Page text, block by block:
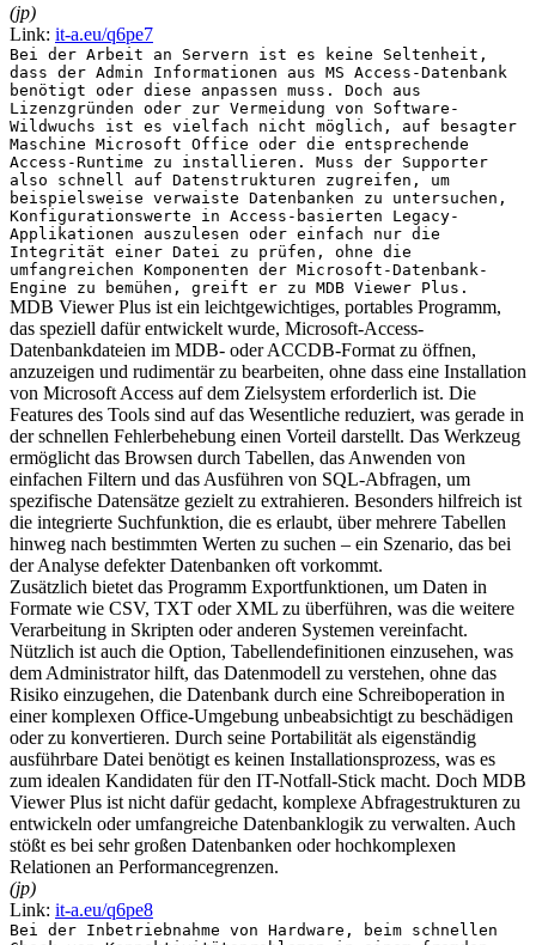
(jp)
Link: it-a.eu/q6pe7
Bei der Arbeit an Servern ist es keine Seltenheit,
dass der Admin Informationen aus MS Access-Datenbank
benötigt oder diese anpassen muss. Doch aus
Lizenzgründen oder zur Vermeidung von Software-
Wildwuchs ist es vielfach nicht möglich, auf besagter
Maschine Microsoft Office oder die entsprechende
Access-Runtime zu installieren. Muss der Supporter
also schnell auf Datenstrukturen zugreifen, um
beispielsweise verwaiste Datenbanken zu untersuchen,
Konfigurationswerte in Access-basierten Legacy-
Applikationen auszulesen oder einfach nur die
Integrität einer Datei zu prüfen, ohne die
umfangreichen Komponenten der Microsoft-Datenbank-
Engine zu bemühen, greift er zu MDB Viewer Plus.
MDB Viewer Plus ist ein leichtgewichtiges, portables Programm,
das speziell dafür entwickelt wurde, Microsoft-Access-
Datenbankdateien im MDB- oder ACCDB-Format zu öffnen,
anzuzeigen und rudimentär zu bearbeiten, ohne dass eine Installation
von Microsoft Access auf dem Zielsystem erforderlich ist. Die
Features des Tools sind auf das Wesentliche reduziert, was gerade in
der schnellen Fehlerbehebung einen Vorteil darstellt. Das Werkzeug
ermöglicht das Browsen durch Tabellen, das Anwenden von
einfachen Filtern und das Ausführen von SQL-Abfragen, um
spezifische Datensätze gezielt zu extrahieren. Besonders hilfreich ist
die integrierte Suchfunktion, die es erlaubt, über mehrere Tabellen
hinweg nach bestimmten Werten zu suchen – ein Szenario, das bei
der Analyse defekter Datenbanken oft vorkommt.
Zusätzlich bietet das Programm Exportfunktionen, um Daten in
Formate wie CSV, TXT oder XML zu überführen, was die weitere
Verarbeitung in Skripten oder anderen Systemen vereinfacht.
Nützlich ist auch die Option, Tabellendefinitionen einzusehen, was
dem Administrator hilft, das Datenmodell zu verstehen, ohne das
Risiko einzugehen, die Datenbank durch eine Schreiboperation in
einer komplexen Office-Umgebung unbeabsichtigt zu beschädigen
oder zu konvertieren. Durch seine Portabilität als eigenständig
ausführbare Datei benötigt es keinen Installationsprozess, was es
zum idealen Kandidaten für den IT-Notfall-Stick macht. Doch MDB
Viewer Plus ist nicht dafür gedacht, komplexe Abfragestrukturen zu
entwickeln oder umfangreiche Datenbanklogik zu verwalten. Auch
stößt es bei sehr großen Datenbanken oder hochkomplexen
Relationen an Performancegrenzen.
(jp)
Link: it-a.eu/q6pe8
Bei der Inbetriebnahme von Hardware, beim schnellen